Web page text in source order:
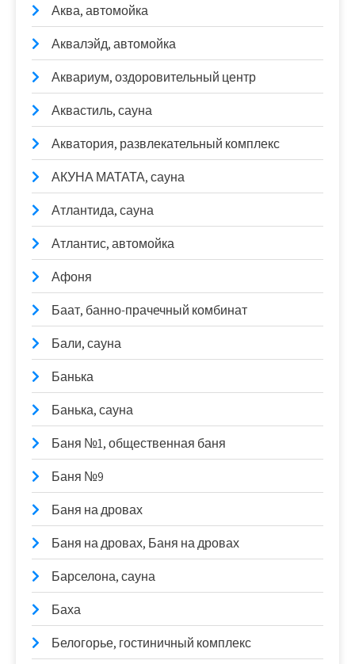
Аква, автомойка
Аквалэйд, автомойка
Аквариум, оздоровительный центр
Аквастиль, сауна
Акватория, развлекательный комплекс
АКУНА МАТАТА, сауна
Атлантида, сауна
Атлантис, автомойка
Афоня
Баат, банно-прачечный комбинат
Бали, сауна
Банька
Банька, сауна
Баня №1, общественная баня
Баня №9
Баня на дровах
Баня на дровах, Баня на дровах
Барселона, сауна
Баха
Белогорье, гостиничный комплекс